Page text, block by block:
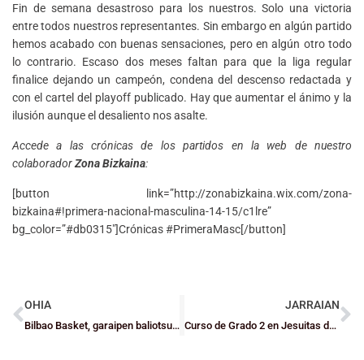
Fin de semana desastroso para los nuestros. Solo una victoria
entre todos nuestros representantes. Sin embargo en algún partido
hemos acabado con buenas sensaciones, pero en algún otro todo
lo contrario. Escaso dos meses faltan para que la liga regular
finalice dejando un campeón, condena del descenso redactada y
con el cartel del playoff publicado. Hay que aumentar el ánimo y la
ilusión aunque el desaliento nos asalte.
Accede a las crónicas de los partidos en la web de nuestro
colaboradorZona Bizkaina:
[button link=”http://zonabizkaina.wix.com/zona-
bizkaina#!primera-nacional-masculina-14-15/c1lre”
bg_color=”#db0315″]Crónicas #PrimeraMasc[/button]
OHIA
Bilbao Basket, garaipen baliotsua Baskoniaren aurkako derbian
JARRAIAN
Curso de Grado 2 en Jesuitas de Indautxu